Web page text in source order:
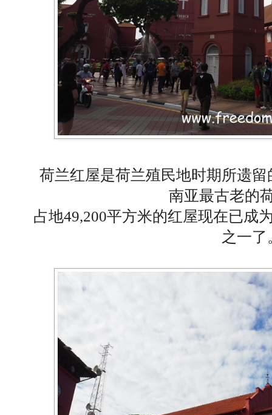
荷兰红屋是荷兰殖民地时期所遗
南亚最古老的
占地49,200平方米的红屋现在已成
之一了